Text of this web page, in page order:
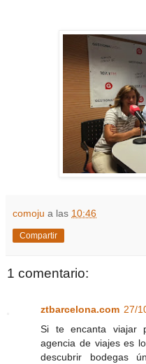
comoju a las 10:46
Compartir
1 comentario:
ztbarcelona.com 27/
Si te encanta viajar
agencia de viajes es
descubrir bodegas